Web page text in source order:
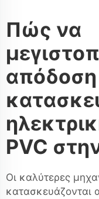
Πώς να
PVC
Οι καλύτερες
κατασκευάζονται